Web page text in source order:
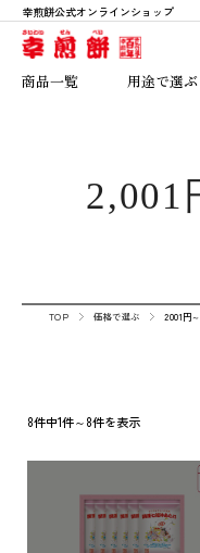
幸煎餅公式オンラインショップ
商品一覧
銀座七福神
一枚焼
用途で選ぶ
法人様向けギフト
2,001円～3,000円
商品一
人気
幸煎
2,001
TOP 価格で選ぶ 2001円
8件中1件～8件を表示